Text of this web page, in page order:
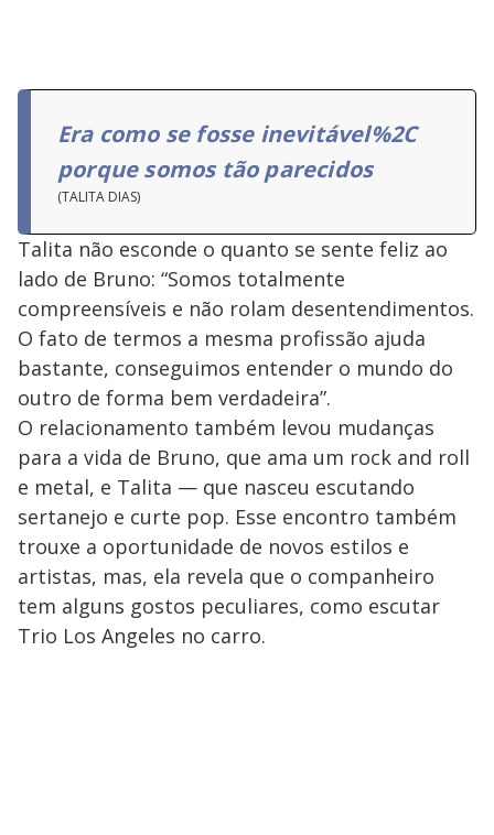
Era como se fosse inevitável%2C
porque somos tão parecidos
(TALITA DIAS)
Talita não esconde o quanto se sente feliz ao
lado de Bruno: “Somos totalmente
compreensíveis e não rolam desentendimentos.
O fato de termos a mesma profissão ajuda
bastante, conseguimos entender o mundo do
outro de forma bem verdadeira”.
O relacionamento também levou mudanças
para a vida de Bruno, que ama um rock and roll
e metal, e Talita — que nasceu escutando
sertanejo e curte pop. Esse encontro também
trouxe a oportunidade de novos estilos e
artistas, mas, ela revela que o companheiro
tem alguns gostos peculiares, como escutar
Trio Los Angeles no carro.